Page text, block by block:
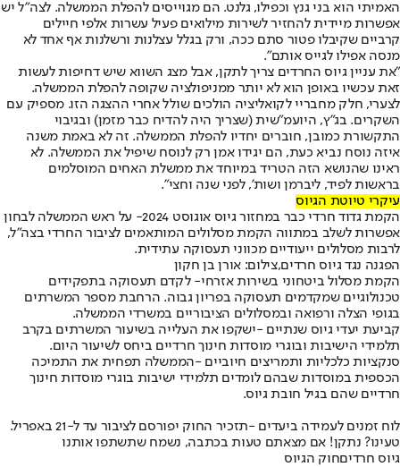
האמיתי הוא בני גנץ וכפילו, גלנט. הם מגוייסים להפלת הממשלה. לצה״ל יש
אפשרות מיידית להחזיר לשירות מילואים פעיל עשרות אלפי חיילים
קרביים שקיבלו פטור סתם ככה, ורק בגלל עצלנות ורשלנות אף אחד לא
מנסה אפילו לגייס אותם".
"את עניין גיוס החרדים צריך לתקן, אבל מצג השווא שיש דחיפות לעשות
זאת עכשיו באופן הוא לא יותר ממניפולציה שקופה להפלת הממשלה.
לצערי, חלק מחבריי לקואליציה הולכים שולל אחרי ההצגה הזו. מספיק עם
השקרים. בג״ץ, היועמ״שית (שצריך היה להדיח כבר מזמן) ובגיבוי
התקשורת כמובן, חוברים יחדיו להפלת הממשלה. זה לא באמת משנה
איזה נוסח נביא כעת, הם יגידו אמן רק לנוסח שיפיל את הממשלה. לא
ראינו שהנושא הזה הטריד במיוחד את ממשלת האחים המוסלמים
בראשות לפיד, ליברמן ושות', לפני שנה וחצי".
עיקרי טיוטת הגיוס
הקמת גדוד חרדי כבר במחזור גיוס אוגוסט 2024
- על ראש הממשלה לבחון
אפשרות לשלב במתווה הקמת מסלולים המותאמים לציבור החרדי בצה"ל,
לרבות מסלולים ייעודיים מכווני תעסוקה עתידית.
הפגנה נגד גיוס חרדים,צילום: אורן בן חקון
הקמת מסלול ביטחוני בשירות אזרחי- לקדם תעסוקה בתפקידים
טכנולוגיים שמקדמים תעסוקה בפריון גבוה. הרחבת מספר המשרתים
בגופי הצלה ורפואה ובמסלולים הציבוריים במשרדי הממשלה.
קביעת יעדי גיוס שנתיים -ישקפו את העלייה בשיעור המשרתים בקרב
תלמידי הישיבות ובוגרי מוסדות חינוך חרדיים ביחס לשיעור היום.
סנקציות כלכליות ותמריצים חיוביים -הממשלה תפחית את התמיכה
הכספית במוסדות שבהם לומדים תלמידי ישיבות בוגרי מוסדות חינוך
חרדיים שהם בגיל חובת גיוס.
לוח זמנים לעמידה ביעדים -תזכיר החוק יפורסם לציבור עד ל-21 באפריל.
טעינו? נתקן! אם מצאתם טעות בכתבה, נשמח שתשתפו אותנו
גיוס חרדיםחוק הגיוס